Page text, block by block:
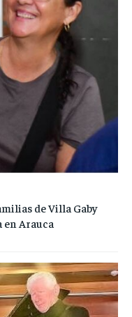
de Villa Gaby
en Arauca